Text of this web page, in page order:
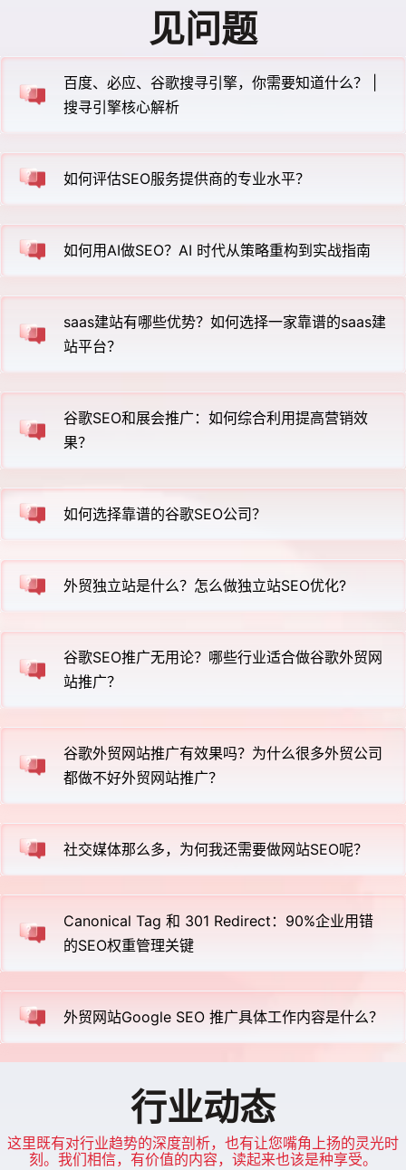
见问题
百度、必应、谷歌搜寻引擎，你需要知道什么？ |
搜寻引擎核心解析
如何评估SEO服务提供商的专业水平？
如何用AI做SEO？AI 时代从策略重构到实战指南
saas建站有哪些优势？如何选择一家靠谱的saas建
站平台？
谷歌SEO和展会推广：如何综合利用提高营销效
果？
如何选择靠谱的谷歌SEO公司？
外贸独立站是什么？怎么做独立站SEO优化?
谷歌SEO推广无用论？哪些行业适合做谷歌外贸网
站推广？
谷歌外贸网站推广有效果吗？为什么很多外贸公司
都做不好外贸网站推广？
社交媒体那么多，为何我还需要做网站SEO呢？
Canonical Tag 和 301 Redirect：90%企业用错
的SEO权重管理关键
外贸网站Google SEO 推广具体工作内容是什么？
行业动态
这里既有对行业趋势的深度剖析，也有让您嘴角上扬的灵光时
刻。我们相信，有价值的内容，读起来也该是种享受。